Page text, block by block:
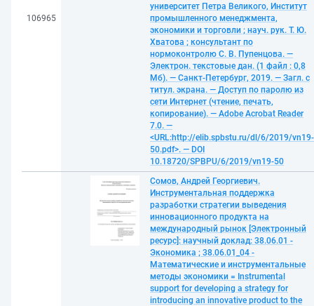
106965
университет Петра Великого, Институт
промышленного менеджмента,
экономики и торговли ; науч. рук. Т. Ю.
Хватова ; консультант по
нормоконтролю С. В. Пупенцова. —
Электрон. текстовые дан. (1 файл : 0,8
Мб). — Санкт-Петербург, 2019. — Загл. с
титул. экрана. — Доступ по паролю из
сети Интернет (чтение, печать,
копирование). — Adobe Acrobat Reader
7.0. —
<URL:http://elib.spbstu.ru/dl/6/2019/vn19-
50.pdf>. — DOI
10.18720/SPBPU/6/2019/vn19-50
Сомов, Андрей Георгиевич.
Инструментальная поддержка
разработки стратегии выведения
инновационного продукта на
международный рынок [Электронный
ресурс]: научный доклад: 38.06.01 -
Экономика ; 38.06.01_04 -
Математические и инструментальные
методы экономики = Instrumental
support for developing a strategy for
introducing an innovative product to the